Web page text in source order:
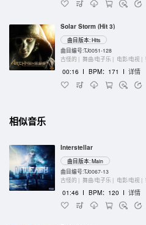
Solar Storm (Hit 3)
曲目版本: Hits
曲目编号:TJ0051-128
古怪的 | 舞曲/电子乐 | 电影/电视 |
00:16 I BPM：171 I 详情
相似音乐
Interstellar
曲目版本: Main
曲目编号:TJ0067-13
古怪的 | 舞曲/电子乐 | 电影/电视 |
01:46 I BPM：120 I 详情